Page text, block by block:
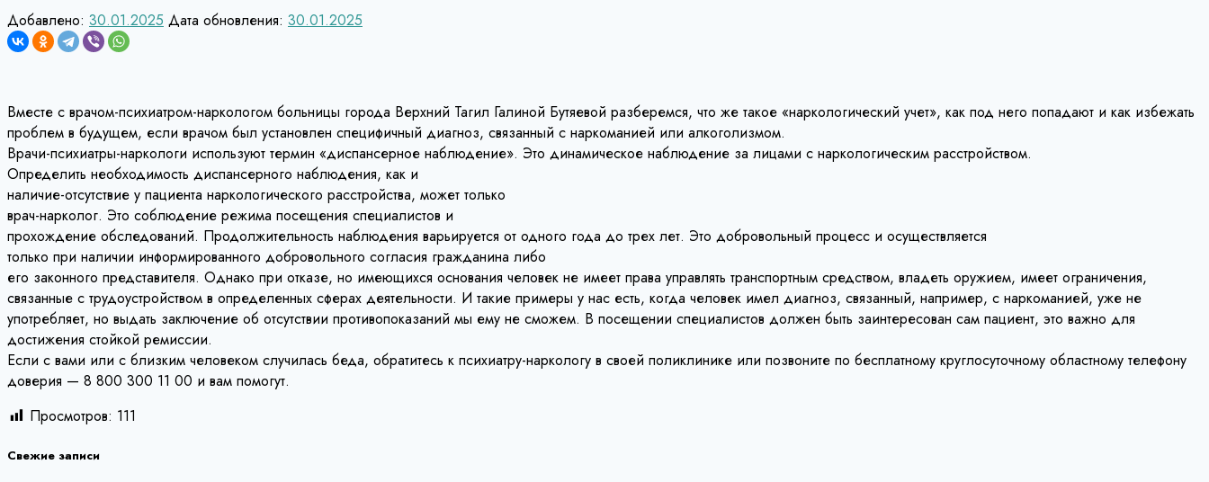
Добавлено: 30.01.2025 Дата обновления: 30.01.2025
Вместе с врачом-психиатром-наркологом больницы города Верхний Тагил Галиной Бутяевой разберемся, что же такое «наркологический учет», как под него попадают и как избежать
проблем в будущем, если врачом был установлен специфичный диагноз, связанный с наркоманией или алкоголизмом.
Врачи-психиатры-наркологи используют термин «диспансерное наблюдение». Это динамическое наблюдение за лицами с наркологическим расстройством.
Определить необходимость диспансерного наблюдения, как и
наличие-отсутствие у пациента наркологического расстройства, может только
врач-нарколог. Это соблюдение режима посещения специалистов и
прохождение обследований. Продолжительность наблюдения варьируется от одного года до трех лет. Это добровольный процесс и осуществляется
только при наличии информированного добровольного согласия гражданина либо
его законного представителя. Однако при отказе, но имеющихся основания человек не имеет права управлять транспортным средством, владеть оружием, имеет ограничения,
связанные с трудоустройством в определенных сферах деятельности. И такие примеры у нас есть, когда человек имел диагноз, связанный, например, с наркоманией, уже не
употребляет, но выдать заключение об отсутствии противопоказаний мы ему не сможем. В посещении специалистов должен быть заинтересован сам пациент, это важно для
достижения стойкой ремиссии.
Если с вами или с близким человеком случилась беда, обратитесь к психиатру-наркологу в своей поликлинике или позвоните по бесплатному круглосуточному областному телефону
доверия — 8 800 300 11 00 и вам помогут.
Просмотров: 111
Свежие записи